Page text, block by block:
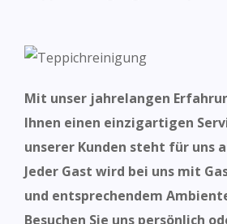
Mit unser jahrelangen
Ihnen einen einzigartigen
unserer Kunden steht für uns
Jeder Gast wird bei uns mit
und entsprechendem
Besuchen Sie uns persönlich